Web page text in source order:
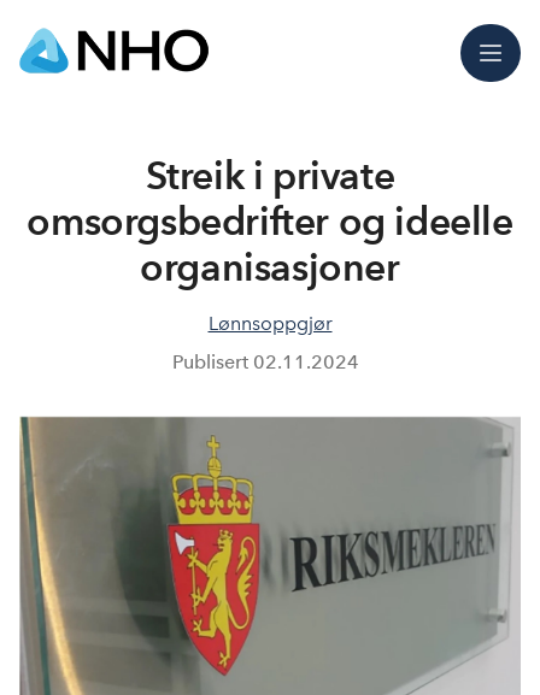
Meny
Streik i private
omsorgsbedrifter og ideelle
organisasjoner
Lønnsoppgjør
Publisert 02.11.2024